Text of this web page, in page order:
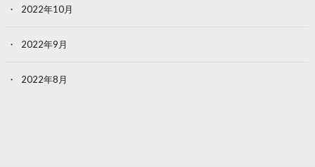
2022年10月
2022年9月
2022年8月